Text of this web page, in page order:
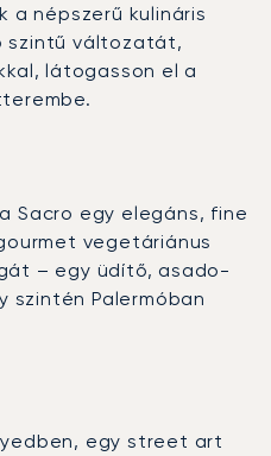
a népszerű kulináris
szintű változatát,
látogasson el a
Sacro egy elegáns, fine
vegetáriánus
– egy üdítő, asado-
szintén Palermóban
egy street art